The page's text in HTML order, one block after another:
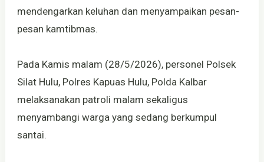
mendengarkan keluhan dan menyampaikan pesan-
pesan kamtibmas.
Pada Kamis malam (28/5/2026), personel Polsek
Silat Hulu, Polres Kapuas Hulu, Polda Kalbar
melaksanakan patroli malam sekaligus
menyambangi warga yang sedang berkumpul
santai.